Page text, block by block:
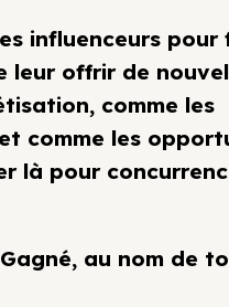
influenceurs pour
leur offrir de
comme les
comme les
là pour
au nom de